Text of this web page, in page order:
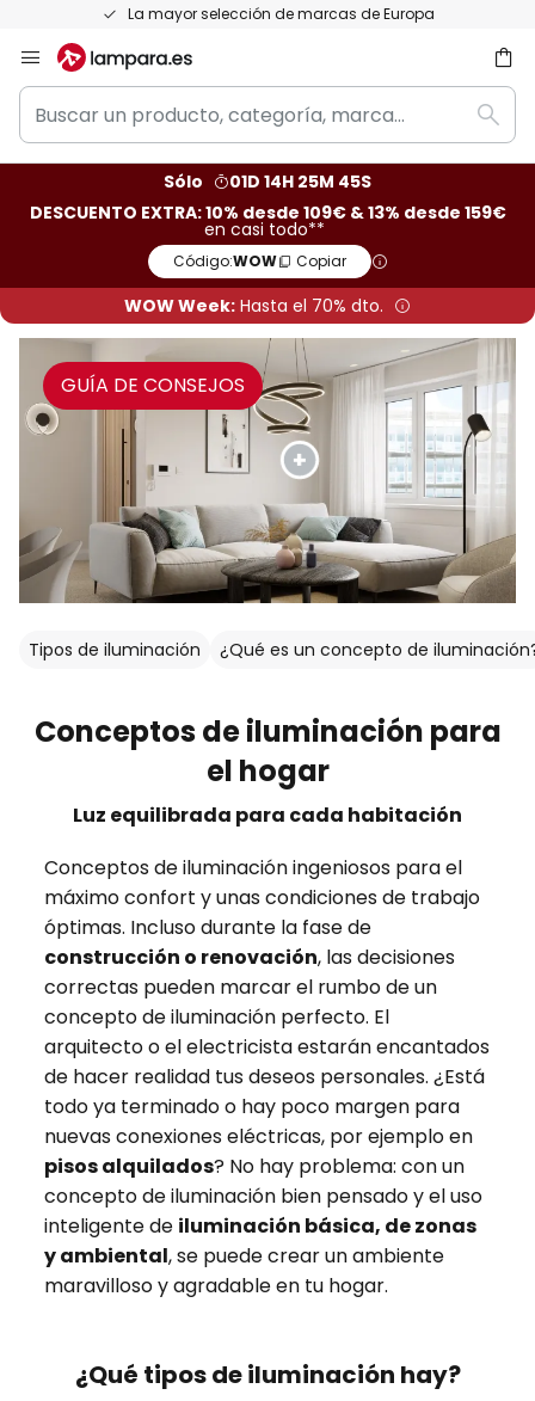
Devoluciones gratis en un plazo de 50 días
al
contenido
Buscar
un
producto,
marca...
Sólo
01D 14H 25M 43S
DESCUENTO EXTRA: 10% desde 109€ & 13% desde 159€
en casi todo**
Código:WOW Copiar
WOW Week: Hasta el 70% dto.
GUÍA DE CONSEJOS
Tipos de iluminación ¿Qué es un concepto de
Conceptos de iluminación para
el hogar
Luz equilibrada para cada habitación
Conceptos de iluminación ingeniosos para el
máximo confort y unas condiciones de trabajo
óptimas. Incluso durante la fase de
construcción o renovación, las decisiones
correctas pueden marcar el rumbo de un
concepto de iluminación perfecto. El
arquitecto o el electricista estarán encantados
de hacer realidad tus deseos personales. ¿Está
todo ya terminado o hay poco margen para
nuevas conexiones eléctricas, por ejemplo en
pisos alquilados? No hay problema: con un
concepto de iluminación bien pensado y el uso
inteligente de iluminación básica, de zonas
y ambiental, se puede crear un ambiente
maravilloso y agradable en tu hogar.
¿Qué tipos de iluminación hay?